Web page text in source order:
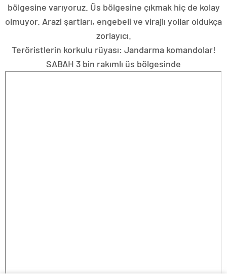
bölgesine varıyoruz. Üs bölgesine çıkmak hiç de kolay
olmuyor. Arazi şartları, engebeli ve virajlı yollar oldukça
zorlayıcı.
Teröristlerin korkulu rüyası: Jandarma komandolar!
SABAH 3 bin rakımlı üs bölgesinde